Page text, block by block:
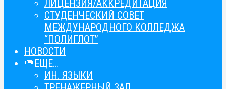
ЛИЦЕНЗИЯ/АККРЕДИТАЦИЯ
СТУДЕНЧЕСКИЙ СОВЕТ
МЕЖДУНАРОДНОГО КОЛЛЕДЖА
“ПОЛИГЛОТ”
НОВОСТИ
ЕЩЕ…
ИН. ЯЗЫКИ